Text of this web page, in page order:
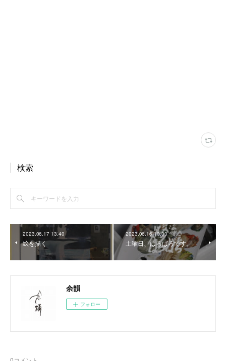
検索
2023.06.17 13:40
絵を描く
2023.06.16 10:00
土曜日、はろばろです。
余韻
フォロー